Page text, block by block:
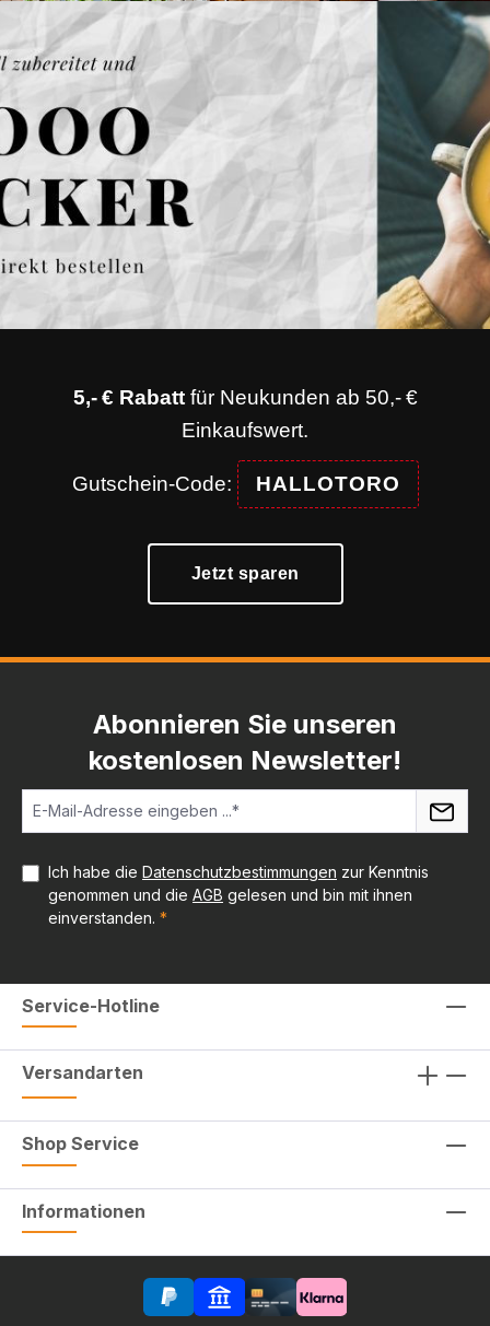
5,- € Rabattfür Neukunden ab 50,- €
Einkaufswert.
Gutschein-Code: HALLOTORO
Jetzt sparen
Abonnieren Sie unseren
kostenlosen Newsletter!
Ich habe die Datenschutzbestimmungen zur Kenntnis
genommen und die AGB gelesen und bin mit ihnen
einverstanden. *
Service-Hotline
Versandarten
Shop Service
Informationen